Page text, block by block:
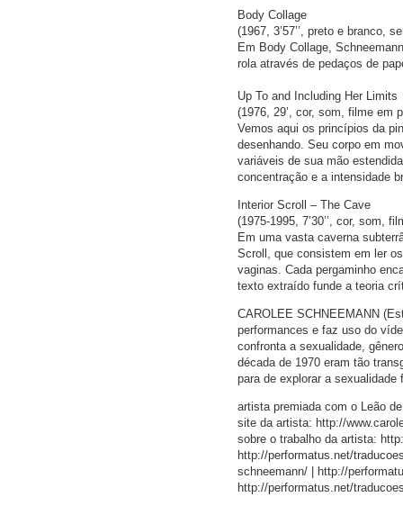
Body Collage
(1967, 3’57’’, preto e branco,
Em Body Collage,
rola através de pedaços de
Up To and Including Her Limits
(1976, 29’, cor, som, filme em
Vemos aqui os princípios da
desenhando. Seu corpo em
variáveis de sua mão
concentração e a intensidade
Interior Scroll – The Cave
(1975-1995, 7’30’’, cor, som,
Em uma vasta caverna
Scroll, que consistem em ler
vaginas. Cada pergaminho
texto extraído funde a teoria
CAROLEE SCHNEEMANN
performances e faz uso do
confronta a sexualidade,
década de 1970 eram tão
para de explorar a
artista premiada com o Leão
site da artista: http://
sobre o trabalho da artista:
http://performatus.net/
schneemann/ | http://
http://performatus.net/